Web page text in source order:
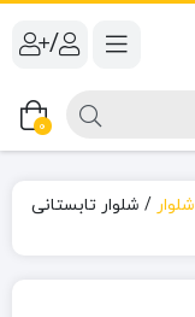
/
0
شلوار / شلوار تابستانی